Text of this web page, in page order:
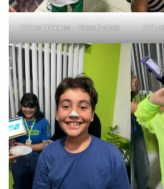
inFlux Linhares – Face the pie inFlux